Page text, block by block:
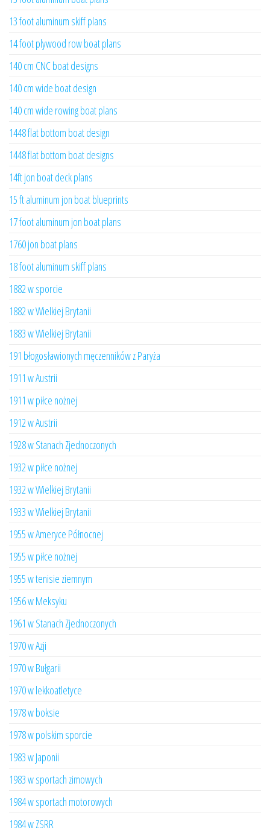
13 foot aluminum skiff plans
14 foot plywood row boat plans
140 cm CNC boat designs
140 cm wide boat design
140 cm wide rowing boat plans
1448 flat bottom boat design
1448 flat bottom boat designs
14ft jon boat deck plans
15 ft aluminum jon boat blueprints
17 foot aluminum jon boat plans
1760 jon boat plans
18 foot aluminum skiff plans
1882 w sporcie
1882 w Wielkiej Brytanii
1883 w Wielkiej Brytanii
191 błogosławionych męczenników z Paryża
1911 w Austrii
1911 w piłce nożnej
1912 w Austrii
1928 w Stanach Zjednoczonych
1932 w piłce nożnej
1932 w Wielkiej Brytanii
1933 w Wielkiej Brytanii
1955 w Ameryce Północnej
1955 w piłce nożnej
1955 w tenisie ziemnym
1956 w Meksyku
1961 w Stanach Zjednoczonych
1970 w Azji
1970 w Bułgarii
1970 w lekkoatletyce
1978 w boksie
1978 w polskim sporcie
1983 w Japonii
1983 w sportach zimowych
1984 w sportach motorowych
1984 w ZSRR